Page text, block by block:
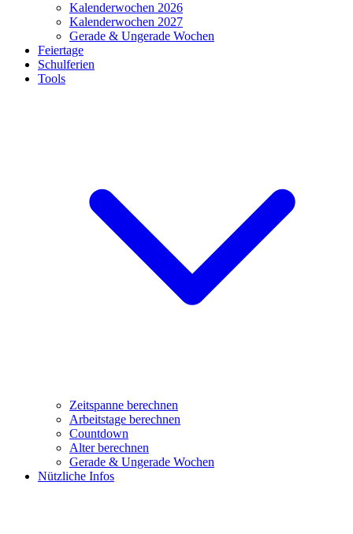
Kalenderwochen 2026
Kalenderwochen 2027
Gerade & Ungerade Wochen
Feiertage
Schulferien
Tools
Zeitspanne berechnen
Arbeitstage berechnen
Countdown
Alter berechnen
Gerade & Ungerade Wochen
Nützliche Infos